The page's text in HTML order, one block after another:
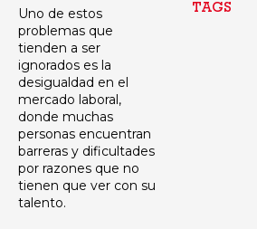
Uno de estos
problemas que
tienden a ser
ignorados es la
desigualdad en el
mercado laboral,
donde muchas
personas encuentran
barreras y dificultades
por razones que no
tienen que ver con su
talento.
TAGS